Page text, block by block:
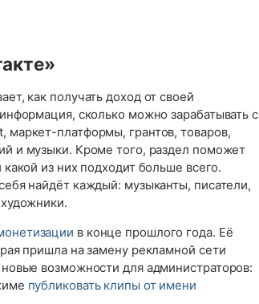
как получать доход от своей
сколько можно зарабатывать с
платформы, грантов, товаров,
и музыки. Кроме того, раздел поможет
из них подходит больше всего.
найдёт каждый: музыканты, писатели,
в конце прошлого года. Её
пришла на замену рекламной сети
возможности для администраторов:
публиковать клипы от имени